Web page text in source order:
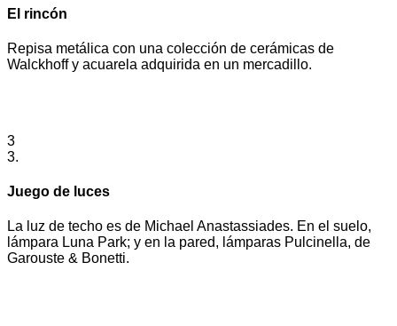
El rincón
Repisa metálica con una colección de cerámicas de
Walckhoff y acuarela adquirida en un mercadillo.
3
3.
Juego de luces
La luz de techo es de Michael Anastassiades. En el suelo,
lámpara Luna Park; y en la pared, lámparas Pulcinella, de
Garouste & Bonetti.